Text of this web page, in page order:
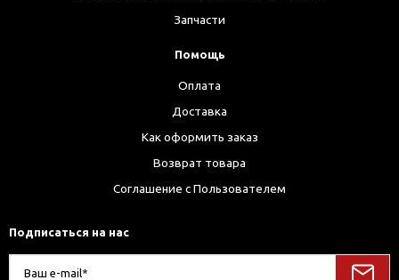
Запчасти
Помощь
Оплата
Доставка
Как оформить заказ
Возврат товара
Соглашение с Пользователем
Подписаться на нас